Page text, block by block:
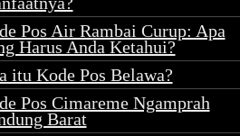
Pos Air Rambai Curup: Apa
Harus Anda Ketahui?
itu Kode Pos Belawa?
Pos Cimareme Ngamprah
Barat